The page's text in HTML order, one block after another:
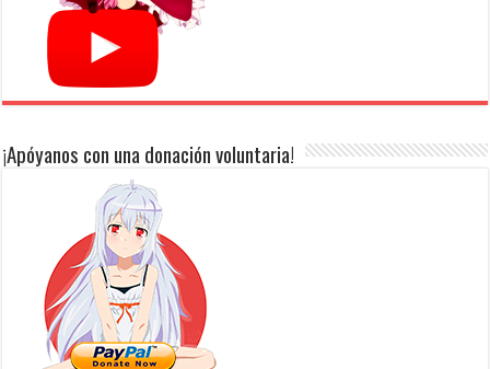
¡Apóyanos con una donación voluntaria!